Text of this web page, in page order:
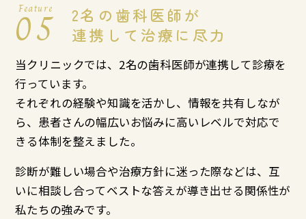
Feature
05
2名の歯科医師が
連携して治療に尽力
当クリニックでは、2名の歯科医師が連携して診療を
行っています。
それぞれの経験や知識を活かし、情報を共有しなが
ら、患者さんの幅広いお悩みに高いレベルで対応で
きる体制を整えました。
診断が難しい場合や治療方針に迷った際などは、互
いに相談し合ってベストな答えが導き出せる関係性が
私たちの強みです。